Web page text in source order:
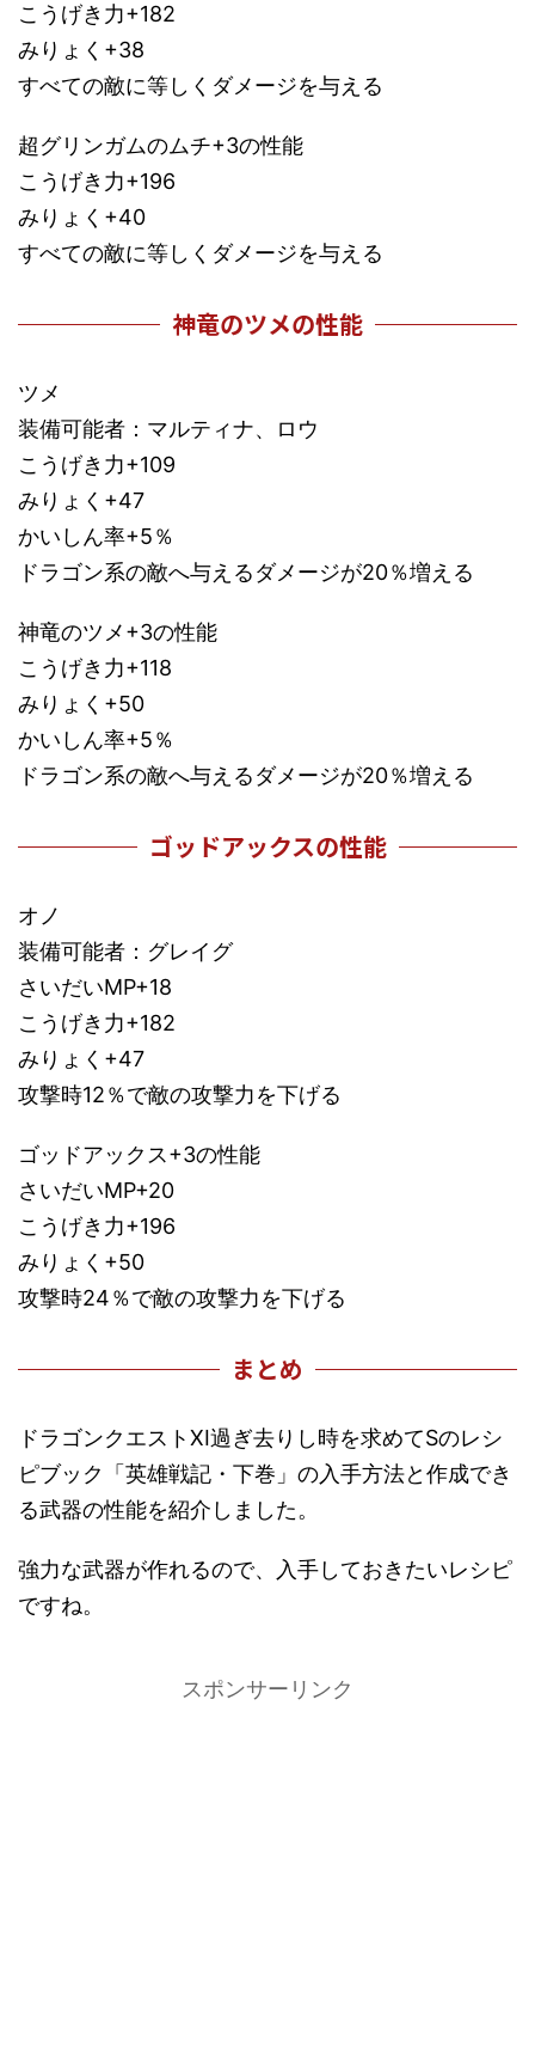
こうげき力+182
みりょく+38
すべての敵に等しくダメージを与える
超グリンガムのムチ+3の性能
こうげき力+196
みりょく+40
すべての敵に等しくダメージを与える
神竜のツメの性能
ツメ
装備可能者：マルティナ、ロウ
こうげき力+109
みりょく+47
かいしん率+5％
ドラゴン系の敵へ与えるダメージが20％増える
神竜のツメ+3の性能
こうげき力+118
みりょく+50
かいしん率+5％
ドラゴン系の敵へ与えるダメージが20％増える
ゴッドアックスの性能
オノ
装備可能者：グレイグ
さいだいMP+18
こうげき力+182
みりょく+47
攻撃時12％で敵の攻撃力を下げる
ゴッドアックス+3の性能
さいだいMP+20
こうげき力+196
みりょく+50
攻撃時24％で敵の攻撃力を下げる
まとめ
ドラゴンクエストXI過ぎ去りし時を求めてSのレシ
ピブック「英雄戦記・下巻」の入手方法と作成でき
る武器の性能を紹介しました。
強力な武器が作れるので、入手しておきたいレシピ
ですね。
スポンサーリンク